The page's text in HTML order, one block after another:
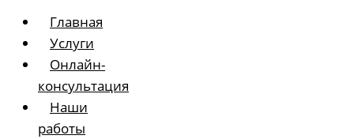
Главная
Услуги
Онлайн-
консультация
Наши
работы